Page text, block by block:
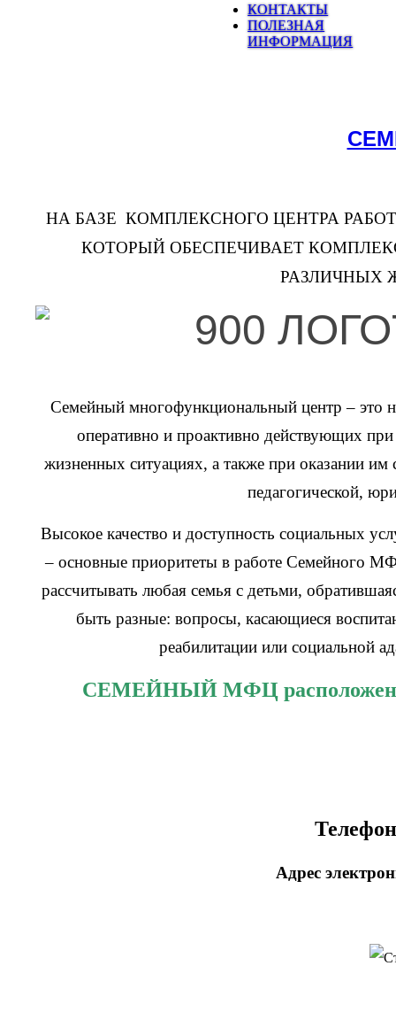
КОНТАКТЫ
ПОЛЕЗНАЯ
ИНФОРМАЦИЯ
НА БАЗЕ КОМПЛЕКСНОГО ЦЕНТРА
КОТОРЫЙ ОБЕСПЕЧИВАЕТ
РАЗЛИЧНЫХ
Семейный многофункциональный центр– это
оперативно и проактивно действующих
жизненных ситуациях, а также при оказании им
педагогической,
Высокое качество и доступность социальных
– основные приоритеты в работе Семейного
рассчитывать любая семья с детьми,
быть разные: вопросы, касающиеся
реабилитации или социальной
СЕМЕЙНЫЙ МФЦ расположен по
Адрес